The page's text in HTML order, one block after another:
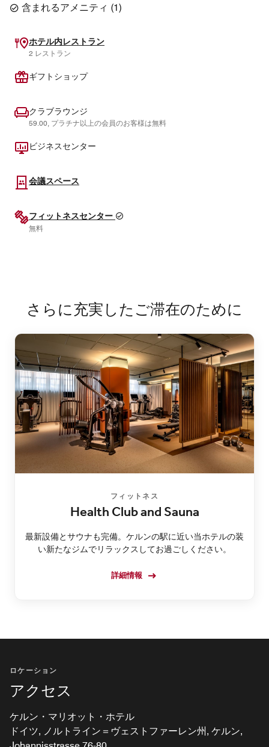
含まれるアメニティ (1)
ホテル内レストラン
2 レストラン
ギフトショップ
クラブラウンジ
59.00, プラチナ以上の会員のお客様は無料
ビジネスセンター
会議スペース
フィットネスセンター
無料
さらに充実したご滞在のために
フィットネス
Health Club and Sauna
最新設備とサウナも完備。ケルンの駅に近い当ホテルの装
い新たなジムでリラックスしてお過ごしください。
詳細情報
ロケーション
アクセス
ケルン・マリオット・ホテル
ドイツ, ノルトライン＝ヴェストファーレン州, ケルン,